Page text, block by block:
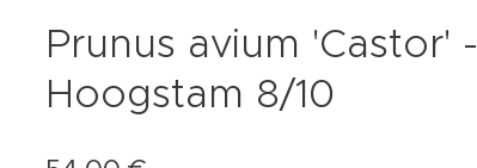
Prunus avium 'Castor' -
Hoogstam 8/10